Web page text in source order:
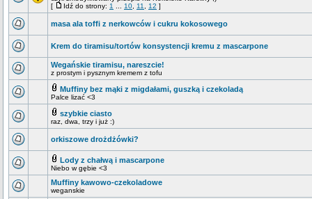
[
Idź do strony: 1 10 11 12 ]
masa ala toffi z nerkowców i cukru kokosowego
Krem do tiramisu/tortów konsystencji kremu z mascarpone
Wegańskie tiramisu, nareszcie!
z prostym i pysznym kremem z tofu
Muffiny bez mąki z migdałami, guszką i czekoladą
Palce lizać <3
szybkie ciasto
raz, dwa, trzy i już :)
orkiszowe drożdżówki?
Lody z chałwą i mascarpone
Niebo w gębie <3
Muffiny kawowo-czekoladowe
weganskie